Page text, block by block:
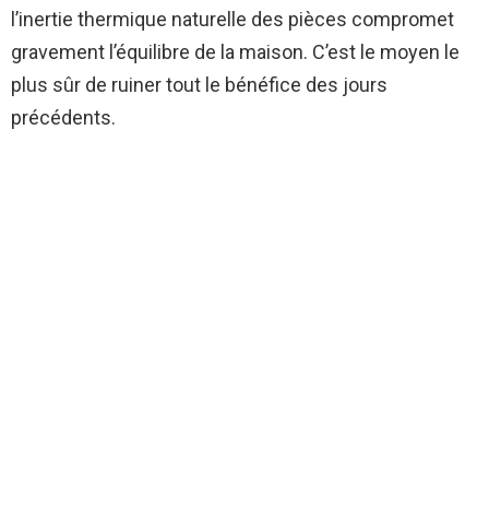
l’inertie thermique naturelle des pièces compromet
gravement l’équilibre de la maison. C’est le moyen le
plus sûr de ruiner tout le bénéfice des jours
précédents.